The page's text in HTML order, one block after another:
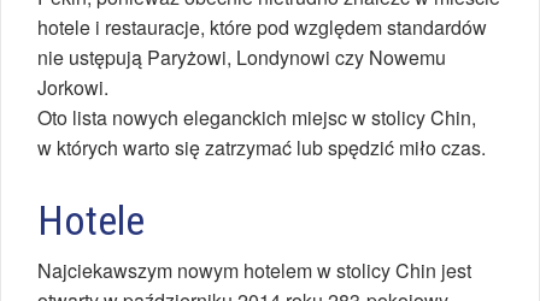
hotele i restauracje, które pod względem standardów
nie ustępują Paryżowi, Londynowi czy Nowemu
Jorkowi.
Oto lista nowych eleganckich miejsc w stolicy Chin,
w których warto się zatrzymać lub spędzić miło czas.
Hotele
Najciekawszym nowym hotelem w stolicy Chin jest